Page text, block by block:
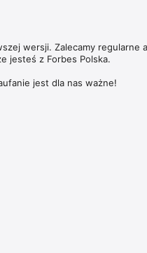
wersji. Zalecamy regularne
jesteś z Forbes Polska.
jest dla nas ważne!